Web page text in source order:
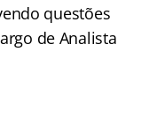
questões
de Analista